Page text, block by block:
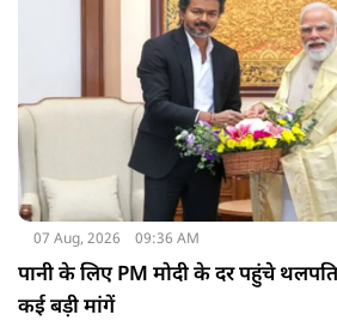
07 Aug, 2026 09:36 AM
पानी के लिए PM मोदी के दर पहुंचे थलपति
कई बड़ी मांगें